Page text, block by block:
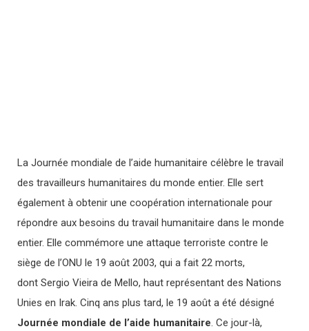
La Journée mondiale de l’aide humanitaire célèbre le travail
des travailleurs humanitaires du monde entier. Elle sert
également à obtenir une coopération internationale pour
répondre aux besoins du travail humanitaire dans le monde
entier. Elle commémore une attaque terroriste contre le
siège de l’ONU le 19 août 2003, qui a fait 22 morts,
dont Sergio Vieira de Mello, haut représentant des Nations
Unies en Irak. Cinq ans plus tard, le 19 août a été désigné
Journée mondiale de l’aide humanitaire. Ce jour-là,